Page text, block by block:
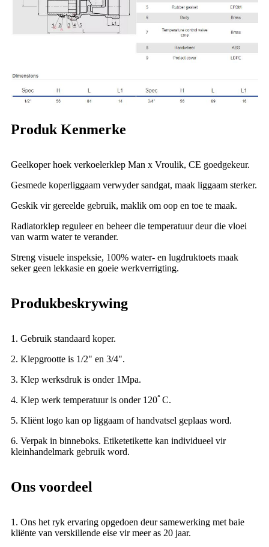
Produk Kenmerke
Geelkoper hoek verkoelerklep Man x Vroulik, CE goedgekeur.
Gesmede koperliggaam verwyder sandgat, maak liggaam sterker.
Geskik vir gereelde gebruik, maklik om oop en toe te maak.
Radiatorklep reguleer en beheer die temperatuur deur die vloei
van warm water te verander.
Streng visuele inspeksie, 100% water- en lugdruktoets maak
seker geen lekkasie en goeie werkverrigting.
Produkbeskrywing
1. Gebruik standaard koper.
2. Klepgrootte is 1/2" en 3/4".
3. Klep werksdruk is onder 1Mpa.
4. Klep werk temperatuur is onder 120ﾟC.
5. Kliënt logo kan op liggaam of handvatsel geplaas word.
6. Verpak in binneboks. Etiketetikette kan individueel vir
kleinhandelmark gebruik word.
Ons voordeel
1. Ons het ryk ervaring opgedoen deur samewerking met baie
kliënte van verskillende eise vir meer as 20 jaar.